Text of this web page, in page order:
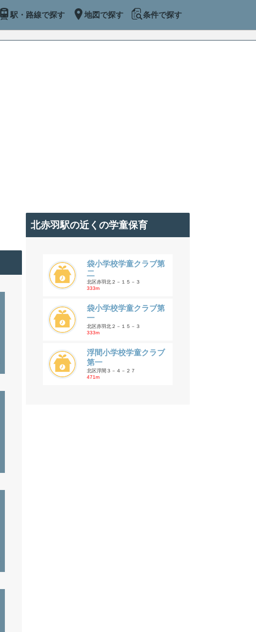
駅・路線で探す 地図で探す 条件で探す
北赤羽駅の近くの学童保育
袋小学校学童クラブ第
二
北区赤羽北２－１５－３
333m
袋小学校学童クラブ第
一
北区赤羽北２－１５－３
333m
浮間小学校学童クラブ
第一
北区浮間３－４－２７
471m